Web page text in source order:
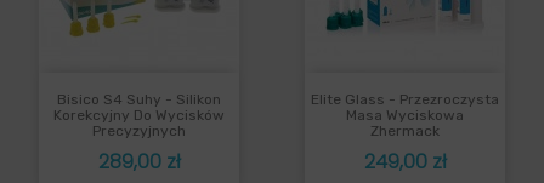
Bisico S4 Suhy - Silikon
Korekcyjny Do Wycisków
Precyzyjnych
Cena
289,00 zł
Elite Glass - Przezroczysta
Masa Wyciskowa
Zhermack
Cena
249,00 zł